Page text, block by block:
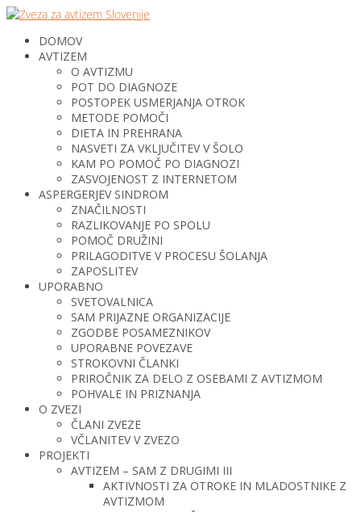
DOMOV
AVTIZEM
O AVTIZMU
POT DO DIAGNOZE
POSTOPEK USMERJANJA OTROK
METODE POMOČI
DIETA IN PREHRANA
NASVETI ZA VKLJUČITEV V ŠOLO
KAM PO POMOČ PO DIAGNOZI
ZASVOJENOST Z INTERNETOM
ASPERGERJEV SINDROM
ZNAČILNOSTI
RAZLIKOVANJE PO SPOLU
POMOČ DRUŽINI
PRILAGODITVE V PROCESU ŠOLANJA
ZAPOSLITEV
UPORABNO
SVETOVALNICA
SAM PRIJAZNE ORGANIZACIJE
ZGODBE POSAMEZNIKOV
UPORABNE POVEZAVE
STROKOVNI ČLANKI
PRIROČNIK ZA DELO Z OSEBAMI Z AVTIZMOM
POHVALE IN PRIZNANJA
O ZVEZI
ČLANI ZVEZE
VČLANITEV V ZVEZO
PROJEKTI
AVTIZEM – SAM Z DRUGIMI III
AKTIVNOSTI ZA OTROKE IN MLADOSTNIKE Z
AVTIZMOM